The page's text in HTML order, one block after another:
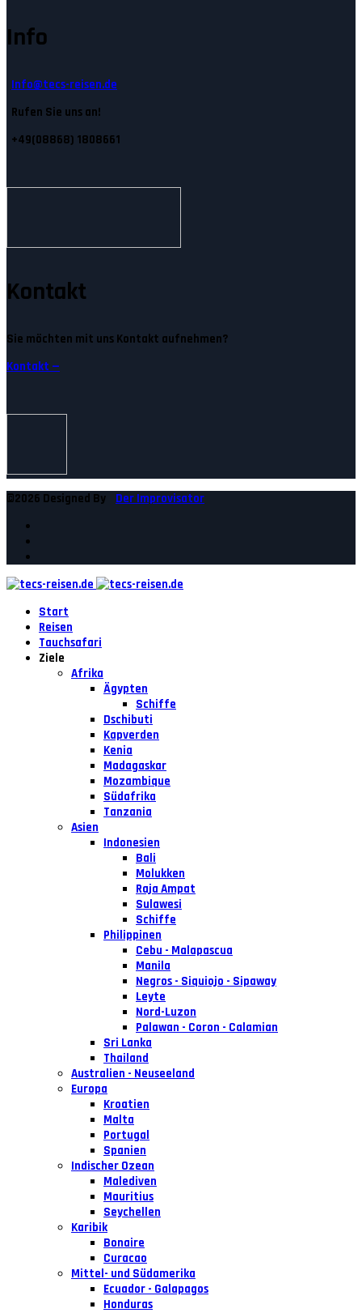
Info
Info@tecs-reisen.de
Rufen Sie uns an!
+49(08868) 1808661
Kontakt
Sie möchten mit uns Kontakt aufnehmen?
Kontakt —
©2026 Designed By Der Improvisator
Start
Reisen
Tauchsafari
Ziele
Afrika
Ägypten
Schiffe
Dschibuti
Kapverden
Kenia
Madagaskar
Mozambique
Südafrika
Tanzania
Asien
Indonesien
Bali
Molukken
Raja Ampat
Sulawesi
Schiffe
Philippinen
Cebu - Malapascua
Manila
Negros - Siquiojo - Sipaway
Leyte
Nord-Luzon
Palawan - Coron - Calamian
Sri Lanka
Thailand
Australien - Neuseeland
Europa
Kroatien
Malta
Portugal
Spanien
Indischer Ozean
Malediven
Mauritius
Seychellen
Karibik
Bonaire
Curacao
Mittel- und Südamerika
Ecuador - Galapagos
Honduras